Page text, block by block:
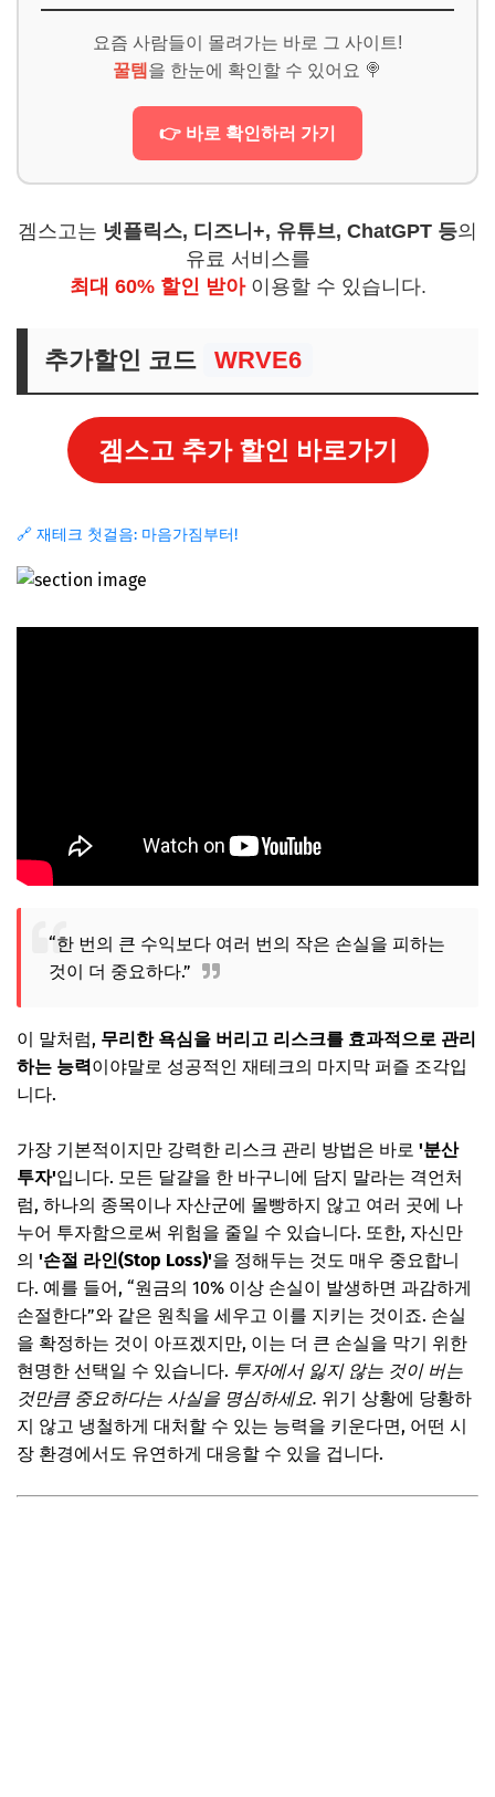
요즘 사람들이 몰려가는 바로 그 사이트!
꿀템 을 한눈에 확인할 수 있어요 🍭
👉 바로 확인하러 가기
겜스고는 넷플릭스, 디즈니+, 유튜브, ChatGPT 등의
유료 서비스를
최대 60% 할인 받아이용할 수 있습니다.
추가할인 코드 WRVE6
겜스고 추가 할인 바로가기
🔗 재테크 첫걸음: 마음가짐부터!
“한 번의 큰 수익보다 여러 번의 작은 손실을 피하는
것이 더 중요하다.”
이 말처럼, 무리한 욕심을 버리고 리스크를 효과적으로 관리
하는 능력이야말로 성공적인 재테크의 마지막 퍼즐 조각입
니다.
가장 기본적이지만 강력한 리스크 관리 방법은 바로 '분산
투자'입니다. 모든 달걀을 한 바구니에 담지 말라는 격언처
럼, 하나의 종목이나 자산군에 몰빵하지 않고 여러 곳에 나
누어 투자함으로써 위험을 줄일 수 있습니다. 또한, 자신만
의 '손절 라인(Stop Loss)'을 정해두는 것도 매우 중요합니
다. 예를 들어, “원금의 10% 이상 손실이 발생하면 과감하게
손절한다”와 같은 원칙을 세우고 이를 지키는 것이죠. 손실
을 확정하는 것이 아프겠지만, 이는 더 큰 손실을 막기 위한
현명한 선택일 수 있습니다. 투자에서 잃지 않는 것이 버는
것만큼 중요하다는 사실을 명심하세요. 위기 상황에 당황하
지 않고 냉철하게 대처할 수 있는 능력을 키운다면, 어떤 시
장 환경에서도 유연하게 대응할 수 있을 겁니다.